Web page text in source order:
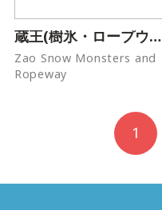
蔵王(樹氷・ロープウェイ)
Zao Snow Monsters and
Ropeway
1